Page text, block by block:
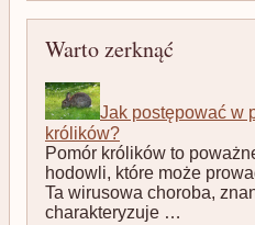
Warto zerknąć
Jak postępować w
królików?
Pomór królików to
hodowli, które może
Ta wirusowa choroba,
charakteryzuje …